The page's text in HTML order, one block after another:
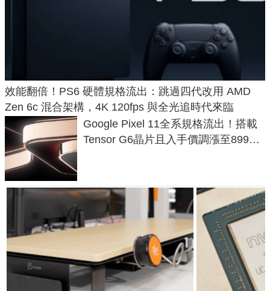
效能翻倍！PS6 硬體規格流出：跳過四代改用 AMD
Zen 6c 混合架構，4K 120fps 與全光追時代來臨
Google Pixel 11全系規格流出！搭載
Tensor G6晶片且入手價調漲至899美